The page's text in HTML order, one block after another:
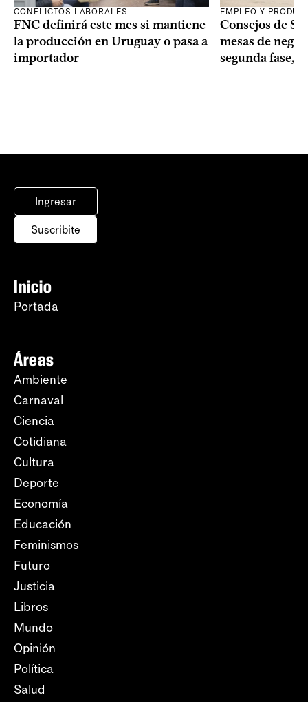
CONFLICTOS LABORALES
FNC definirá este mes si mantiene
la producción en Uruguay o pasa a
importador
EMPLEO Y
Consejos de
mesas de
segunda fase,
Ingresar
Suscribite
Inicio
Portada
Áreas
Ambiente
Carnaval
Ciencia
Cotidiana
Cultura
Deporte
Economía
Educación
Feminismos
Futuro
Justicia
Libros
Mundo
Opinión
Política
Salud